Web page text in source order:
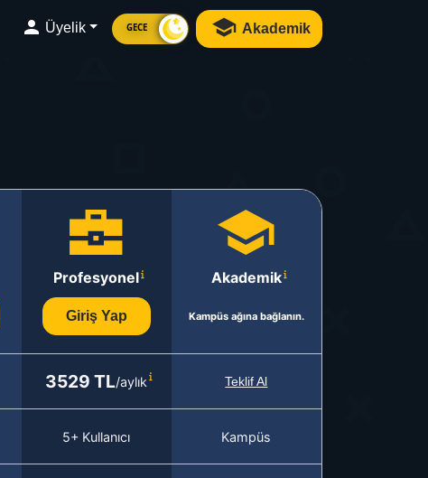
Üyelik GECE Akademik
Profesyonel
Giriş Yap
Akademik
Kampüs ağına bağlanın.
3529 TL/aylık Teklif Al
5+ Kullanıcı Kampüs